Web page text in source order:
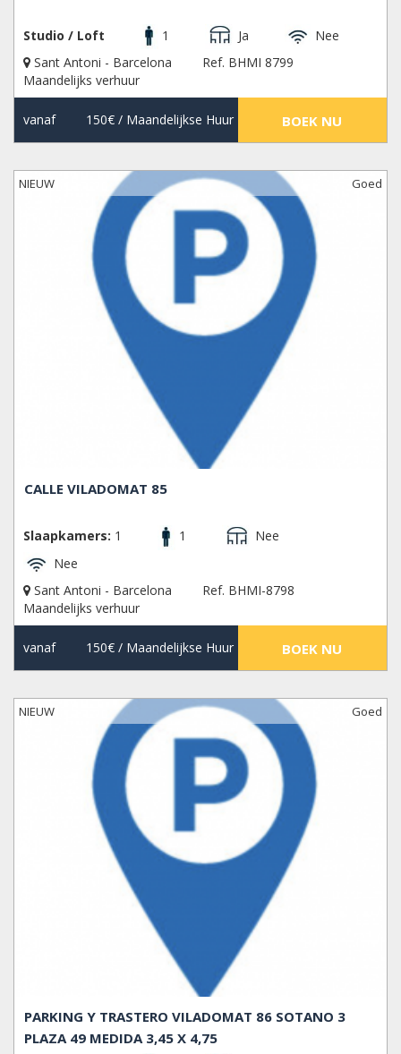
Studio / Loft 1 Ja
Nee
Sant Antoni - Barcelona
Ref. BHMI 8799
Maandelijks verhuur
vanaf 150€/ Maandelijkse Huur BOEK NU
NIEUW Goed
CALLE VILADOMAT 85
Slaapkamers: 1 1
Nee
Nee
Sant Antoni - Barcelona
Ref. BHMI-8798
Maandelijks verhuur
vanaf 150€/ Maandelijkse Huur BOEK NU
NIEUW Goed
PARKING Y TRASTERO VILADOMAT 86 SOTANO 3
PLAZA 49 MEDIDA 3,45 X 4,75